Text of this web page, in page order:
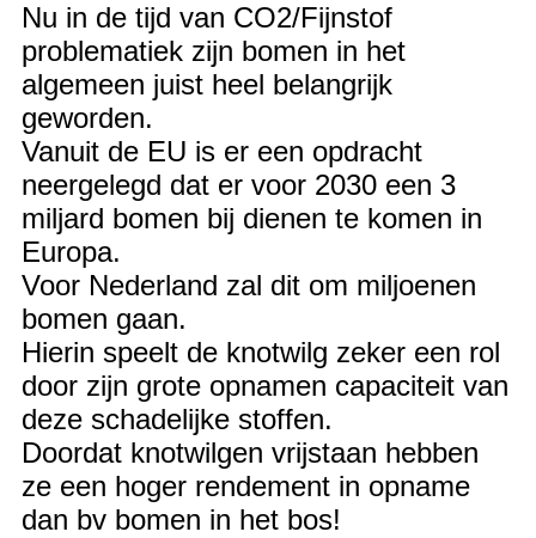
Nu in de tijd van CO2/Fijnstof
problematiek zijn bomen in het
algemeen juist heel belangrijk
geworden.
Vanuit de EU is er een opdracht
neergelegd dat er voor 2030 een 3
miljard bomen bij dienen te komen in
Europa.
Voor Nederland zal dit om miljoenen
bomen gaan.
Hierin speelt de knotwilg zeker een rol
door zijn grote opnamen capaciteit van
deze schadelijke stoffen.
Doordat knotwilgen vrijstaan hebben
ze een hoger rendement in opname
dan bv bomen in het bos!